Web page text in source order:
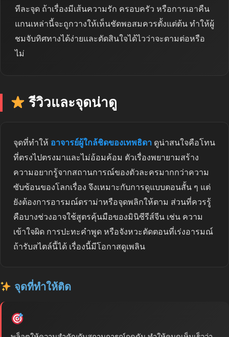
ทีละจุด ถ้าเรื่องมีเส้นความรัก ครอบครัว หรือการเอาคืน
แกนเหล่านี้จะถูกวางให้เห็นชัดพอสมควรตั้งแต่ต้น ทำให้ผู้
ชมจับทิศทางได้ง่ายและตัดสินใจได้ไวว่าจะตามต่อหรือ
ไม่
รีวิวและจุดน่าดู
จุดที่ทำให้ อาจารย์ผู้ใกล้ชิดของเทพธิดา ดูน่าสนใจคือโทน
ที่ตรงไปตรงมาและไม่อ้อมค้อม ตัวเรื่องพยายามสร้าง
ความอยากรู้จากสถานการณ์ของตัวละครมากกว่าความ
ซับซ้อนของโลกเรื่อง จึงเหมาะกับการดูแบบตอนสั้น ๆ แต่
ยังต้องการอารมณ์ดราม่าหรือจุดพลิกให้ตาม ส่วนที่ควรรู้
คือบางช่วงอาจใช้สูตรคุ้นมือของมินิซีรีส์จีน เช่น ความ
เข้าใจผิด การปะทะคำพูด หรือจังหวะตัดตอนที่เร่งอารมณ์
ถ้ารับสไตล์นี้ได้ เรื่องนี้มีโอกาสดูเพลิน
จุดที่ทำให้ติด